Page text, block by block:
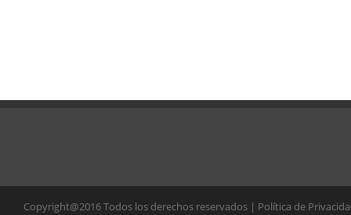
Copyright@2016 Todos los derechos reservados | Política de